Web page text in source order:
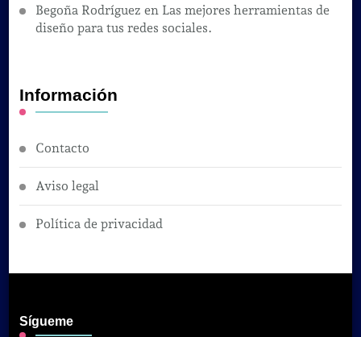
Begoña Rodríguez en Las mejores herramientas de
diseño para tus redes sociales.
Información
Contacto
Aviso legal
Política de privacidad
Sígueme